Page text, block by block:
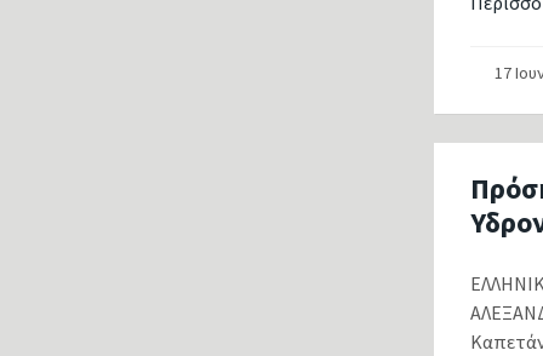
17